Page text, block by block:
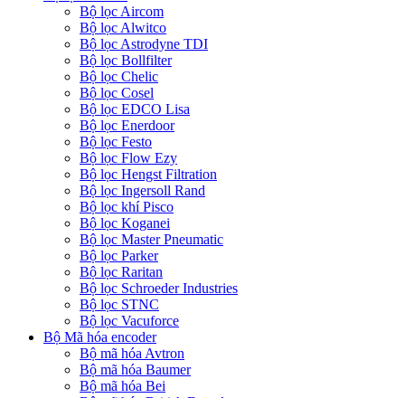
Bộ lọc Aircom
Bộ lọc Alwitco
Bộ lọc Astrodyne TDI
Bộ lọc Bollfilter
Bộ lọc Chelic
Bộ lọc Cosel
Bộ lọc EDCO Lisa
Bộ lọc Enerdoor
Bộ lọc Festo
Bộ lọc Flow Ezy
Bộ lọc Hengst Filtration
Bộ lọc Ingersoll Rand
Bộ lọc khí Pisco
Bộ lọc Koganei
Bộ lọc Master Pneumatic
Bộ lọc Parker
Bộ lọc Raritan
Bộ lọc Schroeder Industries
Bộ lọc STNC
Bộ lọc Vacuforce
Bộ Mã hóa encoder
Bộ mã hóa Avtron
Bộ mã hóa Baumer
Bộ mã hóa Bei